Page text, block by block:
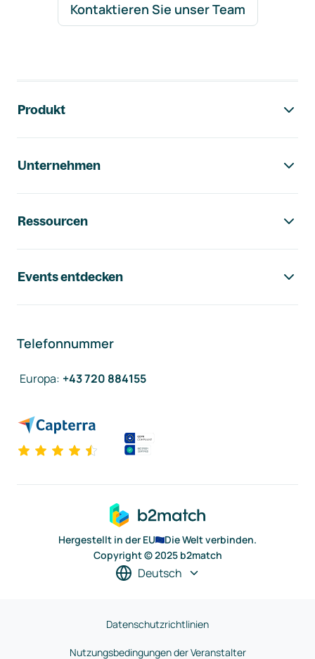
Kontaktieren Sie unser Team
Produkt
Unternehmen
Ressourcen
Events entdecken
Telefonnummer
Europa: +43 720 884155
Hergestellt in der EU
Die Welt verbinden.
Copyright © 2025 b2match
Deutsch
Datenschutzrichtlinien
Nutzungsbedingungen der Veranstalter